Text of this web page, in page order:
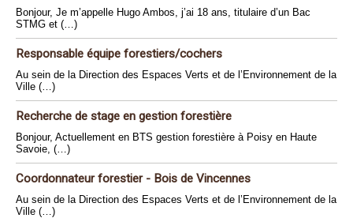
Bonjour, Je m’appelle Hugo Ambos, j’ai 18 ans, titulaire d’un Bac
STMG et (…)
Responsable équipe forestiers/cochers
Au sein de la Direction des Espaces Verts et de l’Environnement de la
Ville (…)
Recherche de stage en gestion forestière
Bonjour, Actuellement en BTS gestion forestière à Poisy en Haute
Savoie, (…)
Coordonnateur forestier - Bois de Vincennes
Au sein de la Direction des Espaces Verts et de l’Environnement de la
Ville (…)